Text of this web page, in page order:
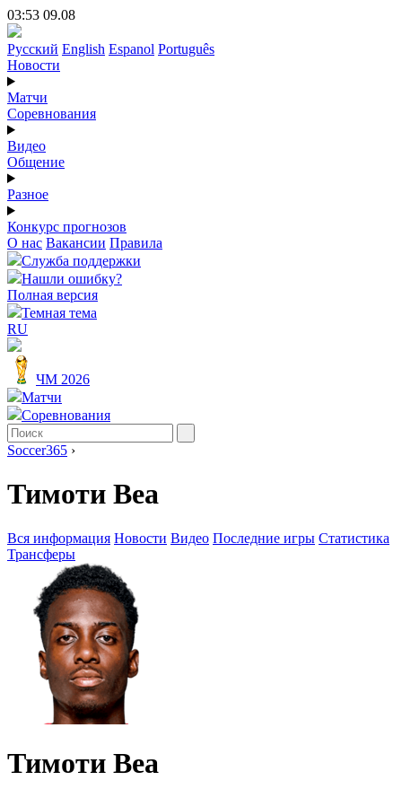
03:53 09.08
Русский English Espanol Português
Новости
Матчи
Соревнования
Видео
Общение
Разное
Конкурс прогнозов
О нас Вакансии Правила
Служба поддержки
Нашли ошибку?
Полная версия
Темная тема
RU
ЧМ 2026
Матчи
Соревнования
Soccer365 ›
Тимоти Веа
Вся информация Новости Видео Последние игры Статистика
Трансферы
Тимоти Веа